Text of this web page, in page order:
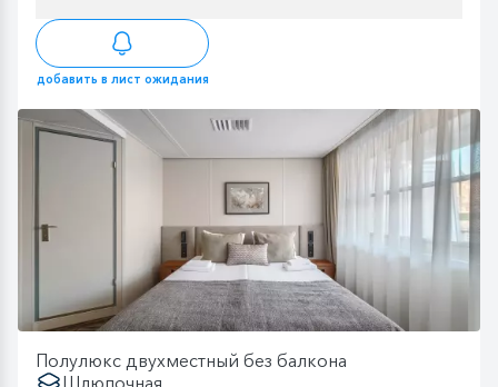
добавить в лист ожидания
Полулюкс двухместный без балкона